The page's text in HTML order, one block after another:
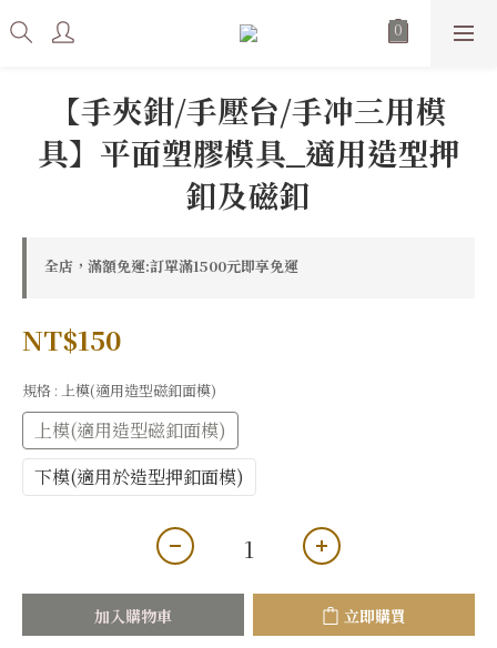
【手夾鉗/手壓台/手冲三用模
具】平面塑膠模具_適用造型押
釦及磁釦
全店，滿額免運:訂單滿1500元即享免運
NT$150
規格 : 上模(適用造型磁釦面模)
上模(適用造型磁釦面模)
下模(適用於造型押釦面模)
加入購物車 立即購買